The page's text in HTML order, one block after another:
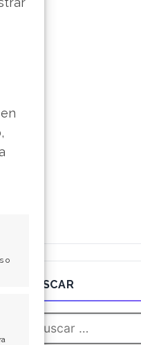
o
BUSCAR